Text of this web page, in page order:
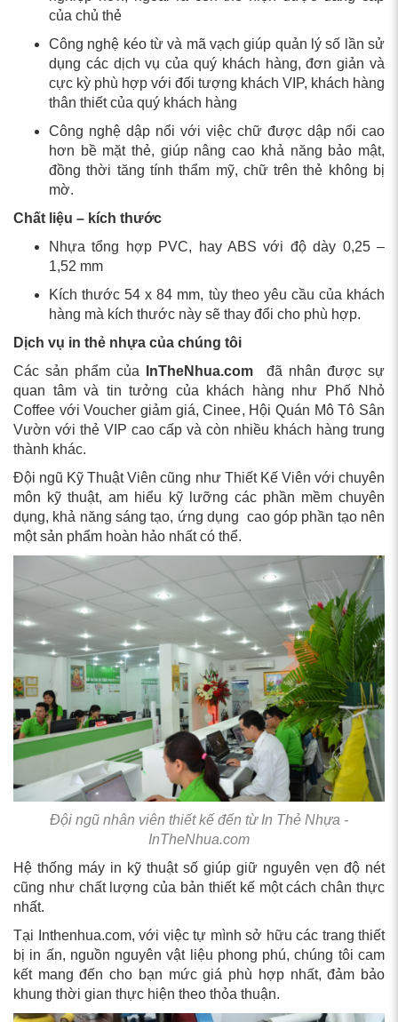
của chủ thẻ
Công nghệ kéo từ và mã vạch giúp quản lý số lần sử
dụng các dịch vụ của quý khách hàng, đơn giản và
cực kỳ phù hợp với đối tượng khách VIP, khách hàng
thân thiết của quý khách hàng
Công nghệ dập nổi với việc chữ được dập nổi cao
hơn bề mặt thẻ, giúp nâng cao khả năng bảo mật,
đồng thời tăng tính thẩm mỹ, chữ trên thẻ không bị
mờ.
Chất liệu – kích thước
Nhựa tổng hợp PVC, hay ABS với độ dày 0,25 –
1,52 mm
Kích thước 54 x 84 mm, tùy theo yêu cầu của khách
hàng mà kích thước này sẽ thay đổi cho phù hợp.
Dịch vụ in thẻ nhựa của chúng tôi
Các sản phẩm của
InTheNhua.com đã nhân được sự
quan tâm và tin tưởng của khách hàng như Phố Nhỏ
Coffee với Voucher giảm giá, Cinee, Hội Quán Mô Tô Sân
Vườn với thẻ VIP cao cấp và còn nhiều khách hàng trung
thành khác.
Đội ngũ Kỹ Thuật Viên cũng như Thiết Kế Viên với chuyên
môn kỹ thuật, am hiểu kỹ lưỡng các phần mềm chuyên
dụng, khả năng sáng tạo, ứng dụng cao góp phần tạo nên
một sản phẩm hoàn hảo nhất có thể.
Đội ngũ nhân viên thiết kế đến từ In Thẻ Nhựa -
InTheNhua.com
Hệ thống máy in kỹ thuật số giúp giữ nguyên vẹn độ nét
cũng như chất lượng của bản thiết kế một cách chân thực
nhất.
Tại Inthenhua.com, với việc tự mình sở hữu các trang thiết
bị in ấn, nguồn nguyên vật liệu phong phú, chúng tôi cam
kết mang đến cho bạn mức giá phù hợp nhất, đảm bảo
khung thời gian thực hiện theo thỏa thuận.